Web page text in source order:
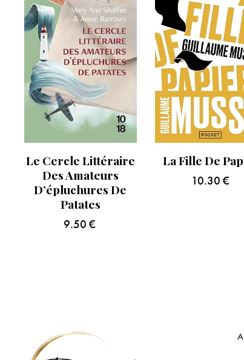
Le Cercle Littéraire
Des Amateurs
D’épluchures De
Patates
9.50€
La Fille De
10.30 €